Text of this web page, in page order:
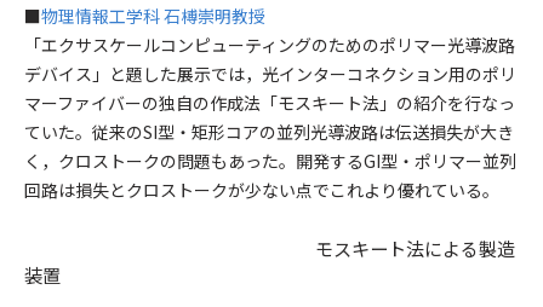
■物理情報工学科 石榑崇明教授
「エクサスケールコンピューティングのためのポリマー光導波路
デバイス」と題した展示では，光インターコネクション用のポリ
マーファイバーの独自の作成法「モスキート法」の紹介を行なっ
ていた。従来のSI型・矩形コアの並列光導波路は伝送損失が大き
く，クロストークの問題もあった。開発するGI型・ポリマー並列
回路は損失とクロストークが少ない点でこれより優れている。
モスキート法による製造
装置